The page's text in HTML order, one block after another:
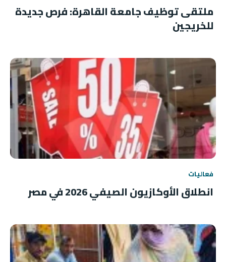
ملتقى توظيف جامعة القاهرة: فرص جديدة
للخريجين
فعاليات
انطلاق الأوكازيون الصيفي 2026 في مصر